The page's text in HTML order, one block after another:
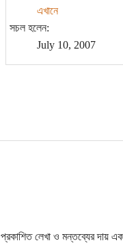
এখানে
সচল হলেন:
July 10, 2007
প্রকাশিত লেখা ও মন্তব্যের দায়